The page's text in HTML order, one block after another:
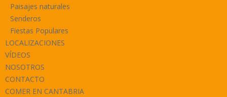
Paisajes naturales
Senderos
Fiestas Populares
LOCALIZACIONES
VÍDEOS
NOSOTROS
CONTACTO
COMER EN CANTABRIA